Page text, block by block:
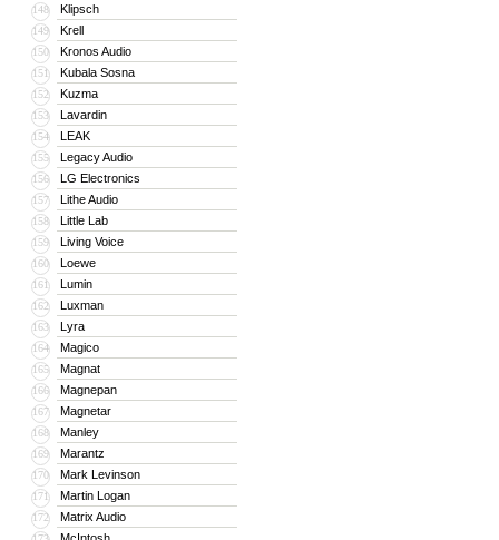
148 Klipsch
149 Krell
150 Kronos Audio
151 Kubala Sosna
152 Kuzma
153 Lavardin
154 LEAK
155 Legacy Audio
156 LG Electronics
157 Lithe Audio
158 Little Lab
159 Living Voice
160 Loewe
161 Lumin
162 Luxman
163 Lyra
164 Magico
165 Magnat
166 Magnepan
167 Magnetar
168 Manley
169 Marantz
170 Mark Levinson
171 Martin Logan
172 Matrix Audio